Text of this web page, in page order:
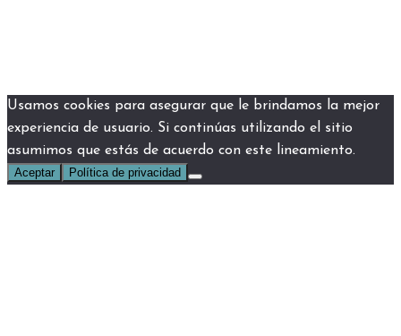
Usamos cookies para asegurar que le brindamos la mejor
experiencia de usuario. Si continúas utilizando el sitio
asumimos que estás de acuerdo con este lineamiento.
Aceptar Política de privacidad